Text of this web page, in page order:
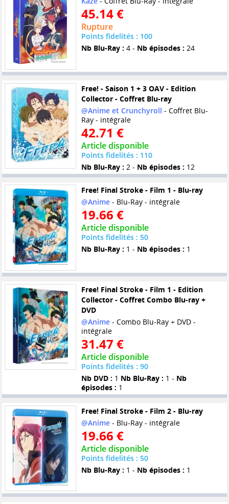
45.14 €
Rupture
Points fidelités : 100
Nb Blu-Ray : 4 - Nb épisodes : 24
Free! - Saison 1 + 3 OAV - Edition
Collector - Coffret Blu-ray
@Anime et Crunchyroll - Coffret Blu-
Ray - intégrale
42.71 €
Article disponible
Points fidelités : 110
Nb Blu-Ray : 2 - Nb épisodes : 12
Free! Final Stroke - Film 1 - Blu-ray
@Anime- Blu-Ray - intégrale
19.66 €
Article disponible
Points fidelités : 50
Nb Blu-Ray : 1 - Nb épisodes : 1
Free! Final Stroke - Film 1 - Edition
Collector - Coffret Combo Blu-ray +
DVD
@Anime- Combo Blu-Ray + DVD -
intégrale
31.47 €
Article disponible
Points fidelités : 90
Nb DVD : 1 Nb Blu-Ray : 1 - Nb
épisodes : 1
Free! Final Stroke - Film 2 - Blu-ray
@Anime- Blu-Ray - intégrale
19.66 €
Article disponible
Points fidelités : 50
Nb Blu-Ray : 1 - Nb épisodes : 1